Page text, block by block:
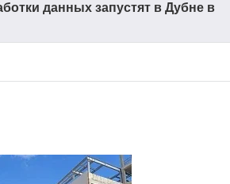
данных запустят в Дубне в